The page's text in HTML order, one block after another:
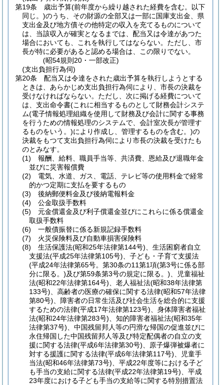
第19条
歳出予算(前年度から繰り越された経費を含む。以下
同じ。)のうち、その財源の全部又は一部に国庫支出金、県
支出金及び地方債その他特定の収入を充てるものについて
は、当該収入が確実となるまでは、配当又は令達があつた
場合においても、これを執行してはならない。 ただし、市
長が特に必要があると認める場合は、この限りでない。
(昭54規則20・一部改正)
(支出負担行為伺)
第20条
配当又は令達をされた歳出予算を執行しようとする
ときは、あらかじめ支出負担行為伺により、市長の決裁を
受けなければならない。 ただし、次に掲げる経費について
は、支出命令書(これに相当するものとして財務会計システ
ム(電子情報処理組織を使用して財務及び会計に関する事務
を行うための情報処理のシステムで、会計室次長が管理す
るものをいう。)により作成し、管理するものを含む。)の
決裁をもつて支出負担行為伺により市長の決裁を受けたも
のとみなす。
(1)
報酬、給料、職員手当等、共済費、恩給及び退職年金
並びに災害報償費
(2)
電気、水道、ガス、電話、テレビ等の使用料金で経常
的かつ定期に支払を要するもの
(3)
後納郵便料金及び後納電報料金
(4)
公金取扱手数料
(5)
元金償還金及び利子償還金並びにこれらに係る償還金
取扱手数料
(6)
一般債振替に係る新規記録手数料
(7)
火災保険料及び自動車損害保険料
(8)
生活保護法(昭和25年法律第144号) 、生活困窮者自立
支援法(平成25年法律第105号) 、子ども・子育て支援法
(平成24年法律第65号。第30条の11第1項(第3号に係る部
分に限る。)及び第59条第3号の規定に限る。) 、児童福祉
法(昭和22年法律第164号) 、老人福祉法(昭和38年法律第
133号) 、高齢者の医療の確保に関する法律(昭和57年法律
第80号) 、障害者の日常生活及び社会生活を総合的に支援
するための法律(平成17年法律第123号) 、身体障害者福祉
法(昭和24年法律第283号) 、知的障害者福祉法(昭和35年
法律第37号) 、中国残留邦人等の円滑な帰国の促進並びに
永住帰国した中国残留邦人等及び特定配偶者の自立の支
援に関する法律(平成6年法律第30号) 、原子爆弾被爆者に
対する援護に関する法律(平成6年法律第117号) 、児童手
当法(昭和46年法律第73号) 、平成22年度等における子ど
も手当の支給に関する法律(平成22年法律第19号) 、平成
23年度における子ども手当の支給等に関する特別措置法